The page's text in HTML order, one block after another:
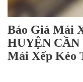
Báo Giá Mái
HUYỆN
Mái Xếp Kéo